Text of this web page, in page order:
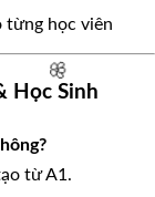
🌸
từng học viên
Học Sinh
từ A1.